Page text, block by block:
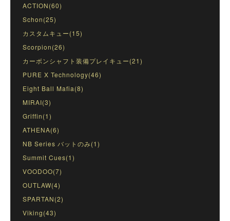
ACTION(60)
Schon(25)
カスタムキュー(15)
Scorpion(26)
カーボンシャフト装備プレイキュー(21)
PURE X Technology(46)
Eight Ball Mafia(8)
MIRAI(3)
Griffin(1)
ATHENA(6)
NB Series バットのみ(1)
Summit Cues(1)
VOODOO(7)
OUTLAW(4)
SPARTAN(2)
Viking(43)